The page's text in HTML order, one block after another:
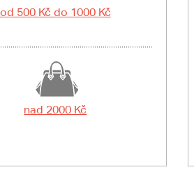
od 500 Kč do 1000 Kč
nad 2000 Kč